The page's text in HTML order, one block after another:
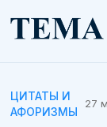
ЦИТАТЫ И
АФОРИЗМЫ
27